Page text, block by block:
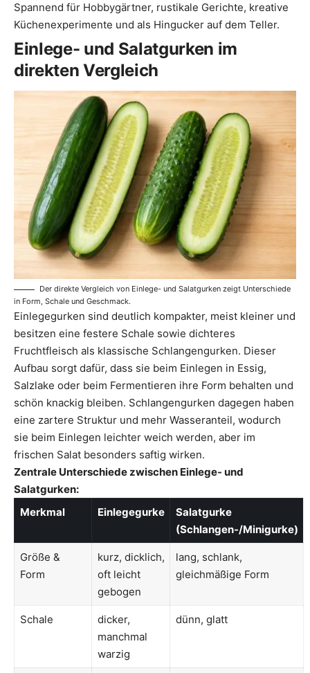
Spannend für Hobbygärtner, rustikale Gerichte, kreative
Küchenexperimente und als Hingucker auf dem Teller.
Einlege- und Salatgurken im
direkten Vergleich
Der direkte Vergleich von Einlege- und Salatgurken zeigt Unterschiede
in Form, Schale und Geschmack.
Einlegegurken sind deutlich kompakter, meist kleiner und
besitzen eine festere Schale sowie dichteres
Fruchtfleisch als klassische Schlangengurken. Dieser
Aufbau sorgt dafür, dass sie beim Einlegen in Essig,
Salzlake oder beim Fermentieren ihre Form behalten und
schön knackig bleiben. Schlangengurken dagegen haben
eine zartere Struktur und mehr Wasseranteil, wodurch
sie beim Einlegen leichter weich werden, aber im
frischen Salat besonders saftig wirken.
Zentrale Unterschiede zwischen Einlege- und
Salatgurken:
Merkmal
Einlegegurke
Salatgurke
(Schlangen-/Minigurke)
Größe &
Form
kurz, dicklich,
oft leicht
gebogen
lang, schlank,
gleichmäßige Form
Schale
dicker,
manchmal
warzig
dünn, glatt